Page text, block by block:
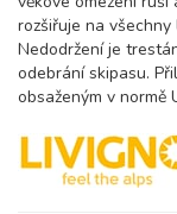
rozšiřuje na
Nedodržení je
odebrání skipasu.
obsaženým v normě